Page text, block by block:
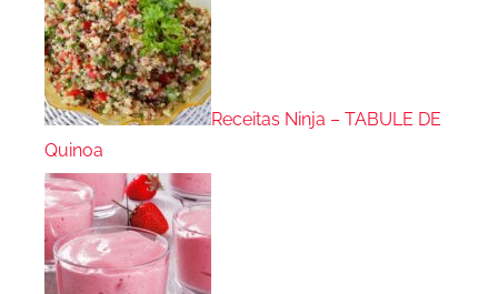
Receitas Ninja – TABULE DE
Quinoa